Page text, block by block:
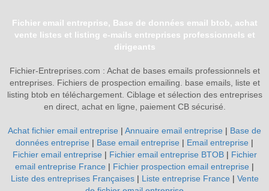
Fichier email entreprise, Base de données email btob, achat
vente listes et listing e-mails entreprises professionnels et
dirigeants
Fichier-Entreprises.com : Achat de bases emails professionnels et
entreprises. Fichiers de prospection emailing. base emails, liste et
listing btob en téléchargement. Ciblage et sélection des entreprises
en direct, achat en ligne, paiement CB sécurisé.
Achat fichier email entreprise | Annuaire email entreprise | Base de
données entreprise | Base email entreprise | Email entreprise |
Fichier email entreprise | Fichier email entreprise BTOB| Fichier
email entreprise France | Fichier prospection email entreprise |
Liste des entreprises Françaises| Liste entreprise France | Vente